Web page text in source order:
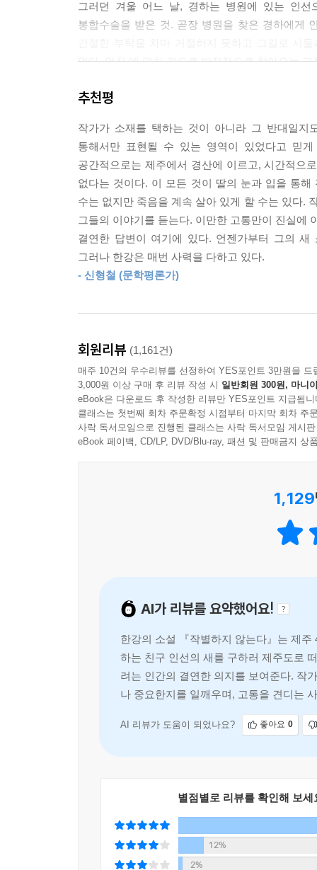
--- p.57
이렇게 눈이 내리면 생각나. 내가 직접 본 것도 아
고 그 소맷자락에, 눈을 뜨지도 감지도 못하고 그
--- p.87
인내와 체념, 슬픔과 불완전한 화해, 강인함과 쓸
어쩌면 당사자도 그것들을 정확히 분리해내지 못
--- p.105
눈처럼 가볍다고 사람들은 말한다. 그러나 눈에도
이상하다, 살아 있는 것과 닿았던 감각은. 불에 데
--- p.109
무엇을 생각하면 견딜 수 있나.
가슴에 활활 일어나는 불이 없다면.
남은 빛이 사라질 때 목숨도 함께 끊어지는지.
전류 같은 생명이 새벽까지 남아 흐르기도 하는지.
내가 경험한 모든 것이 결정이 된다. 아무것도 더
어떻게 이게 가능한지 모르겠다. 모든 고통과 기
덩어리로 빛나고 있다.
--- pp.137-138
어떤 것과도 닮지 않았다고 나는 생각했다. 이렇
하지만 모든 게 끝난 건 아니야.
인선의 목소리가 그 열기 사이로 번졌다.
정말 헤어진 건 아니야, 아직은.
그러던 겨울 어느 날, 경하는 병원에 있는 인
봉합수술을 받은 것. 곧장 병원을 찾은 경하에게
없다. 엎친 데 덮친 격으로 발작적으로 찾아오는
중요한 일과 중요하지 않은 일이 갑자기 뚜렷하게
심장이 다시 뛸 거지.
그렇지, 이 물을 마실 거지.
천신만고 끝에 도착한 인선의 집에서, 경하는 칠
슬퍼할 겨를도 없이 십오 년을 감옥에서 보내야
둘이 남겨진 어머니의 이야기를. 그리고 그와 함
택하지 않았던 인선의 어머니 정심의 고요한 싸
이렇게 눈이 내리면 생각나. 내가 직접 본 것도
알고 그 소맷자락에, 눈을 뜨지도 감지도 못하고
하지만 모든 게 끝난 건 아니야.
정말 헤어진 건 아니야, 아직은.
그것이 그저 환하고 따뜻하기만 한 것은 아니
인선의 어머니 정심이 일평생 그랬던 것처럼, 인
경하 또한 인선의 마음이 자신의 마음으로 겹쳐
만큼 그 새를 사랑하지 않는다”(88쪽)고, “이런
내밀어 기어이 고통을 택하는 것이, 그것만이
지켜내는 길이리라고. 어쩌면 실은 그 부름은
것은 한강의 소설만이 전할 수 있는 경험이 아닐
추천평
작가가 소재를 택하는 것이 아니라 그 반대일지
통해서만 표현될 수 있는 영역이 있었다고 믿
공간적으로는 제주에서 경산에 이르고, 시간적으
없다는 것이다. 이 모든 것이 딸의 눈과 입을 통
수는 없지만 죽음을 계속 살아 있게 할 수는 있다.
그들의 이야기를 듣는다. 이만한 고통만이 진실에
결연한 답변이 여기에 있다. 언젠가부터 그의
그러나 한강은 매번 사력을 다하고 있다.
- 신형철 (문학평론가)
회원리뷰 (1,161건)
매주 10건의 우수리뷰를 선정하여 YES포인트 3만원을 드
3,000원 이상 구매 후 리뷰 작성 시 일반회원 300원, 마니
eBook은 다운로드 후 작성한 리뷰만 YES포인트 지급됩니
클래스는 첫번째 회차 주문확정 시점부터 마지막 회차 주
사락 독서모임으로 진행된 클래스는 사락 독서모임 게시
eBook 페이백, CD/LP, DVD/Blu-ray, 패션 및 판매금지 상
1,129
AI가 리뷰를 요약했어요!
한강의 소설 『작별하지 않는다』는 제
하는 친구 인선의 새를 구하러 제주도로
려는 인간의 결연한 의지를 보여준다. 작
나 중요한지를 일깨우며, 고통을 견디는
AI 리뷰가 도움이 되었나요? 좋아요 0
별점별로 리뷰를 확인해 보세
12%
2%